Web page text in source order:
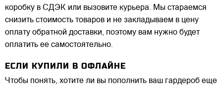
коробку в СДЭК или вызовите курьера. Мы стараемся
снизить стоимость товаров и не закладываем в цену
оплату обратной доставки, поэтому вам нужно будет
оплатить ее самостоятельно.
ЕСЛИ КУПИЛИ В ОФЛАЙНЕ
Чтобы понять, хотите ли вы пополнить ваш гардероб еще